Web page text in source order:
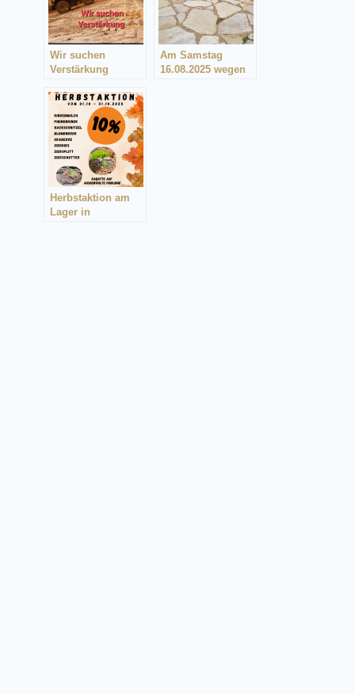
Wir suchen
Verstärkung
Am Samstag
16.08.2025 wegen
Herbstaktion am
Lager in